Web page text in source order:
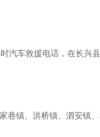
汽车救援电话，在长兴
镇、洪桥镇、泗安镇